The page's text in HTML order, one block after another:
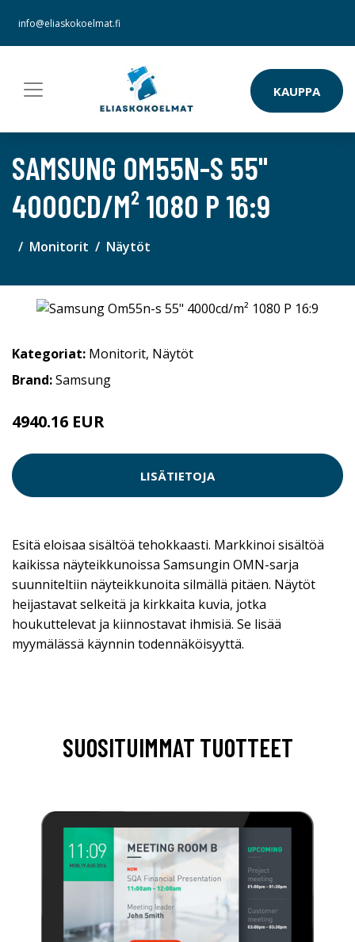
info@eliaskokoelmat.fi
KAUPPA
SAMSUNG OM55N-S 55"
4000CD/M² 1080 P 16:9
Monitorit Näytöt
Kategoriat: Monitorit, Näytöt
Brand:Samsung
4940.16 EUR
LISÄTIETOJA
Esitä eloisaa sisältöä tehokkaasti. Markkinoi sisältöä
kaikissa näyteikkunoissa Samsungin OMN-sarja
suunniteltiin näyteikkunoita silmällä pitäen. Näytöt
heijastavat selkeitä ja kirkkaita kuvia, jotka
houkuttelevat ja kiinnostavat ihmisiä. Se lisää
myymälässä käynnin todennäköisyyttä.
SUOSITUIMMAT TUOTTEET